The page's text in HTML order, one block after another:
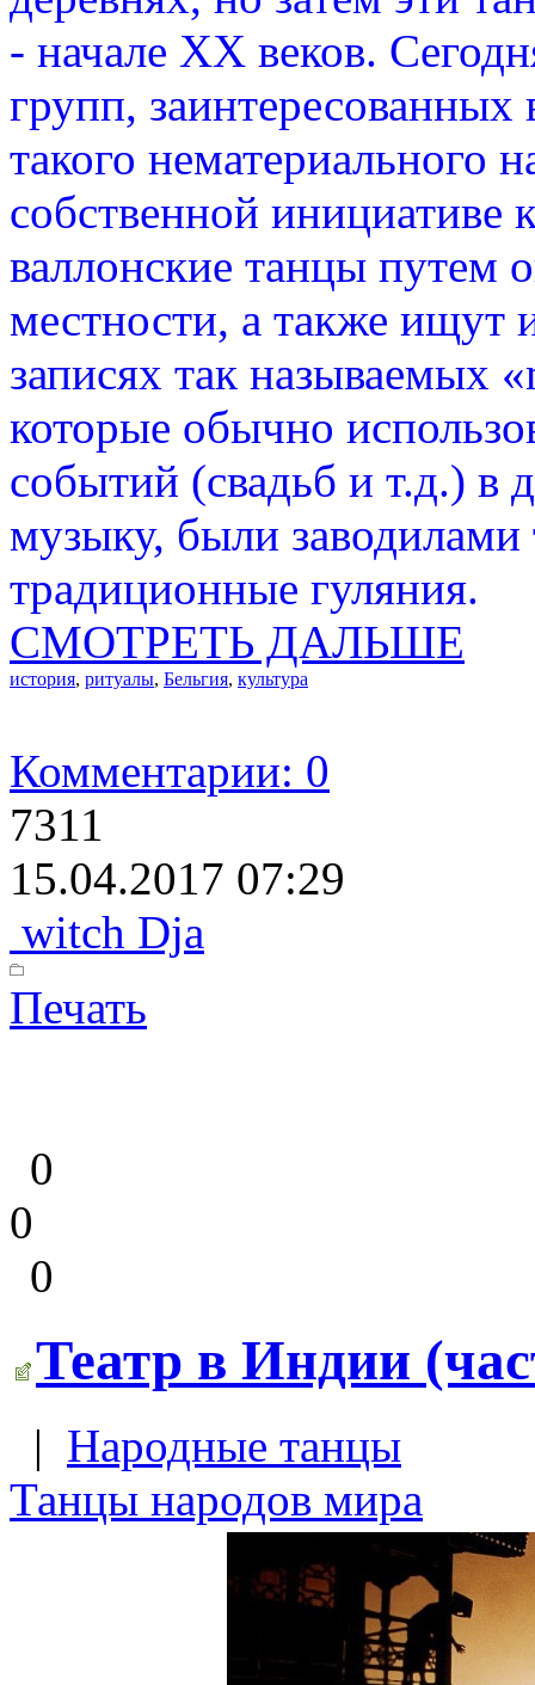
- начале XX веков.
групп,
такого нематериального
собственной инициативе
валлонские танцы путем
местности, а также
записях так называемых
которые обычно
событий (свадьб и т.д.) в
музыку, были
традиционные гуляния.
СМОТРЕТЬ ДАЛЬШЕ
история, ритуалы, Бельгия, культура
Комментарии: 0
7311
15.04.2017 07:29
witch Dja
Печать
0
0
0
Театр в Индии
| Народные танцы
Танцы народов мира